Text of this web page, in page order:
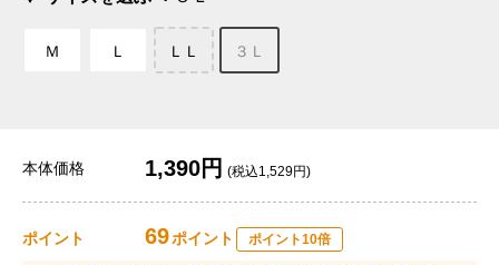
Ｍ Ｌ ＬＬ ３Ｌ
本体価格 1,390円 (税込1,529円)
ポイント 69ポイント ポイント10倍